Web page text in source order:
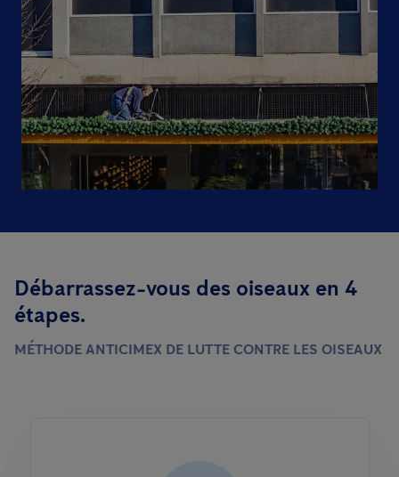
Débarrassez-vous des oiseaux en 4
étapes.
MÉTHODE ANTICIMEX DE LUTTE CONTRE LES OISEAUX